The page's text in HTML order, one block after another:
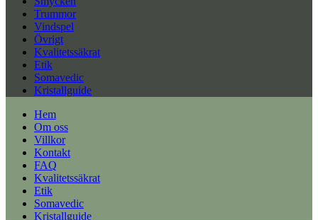
Trummor
Vindspel
Övrigt
Kvalitetssäkrat
Etik
Somavedic
Kristallguide
Hem
Om oss
Villkor
Kontakt
FAQ
Kvalitetssäkrat
Etik
Somavedic
Kristallguide